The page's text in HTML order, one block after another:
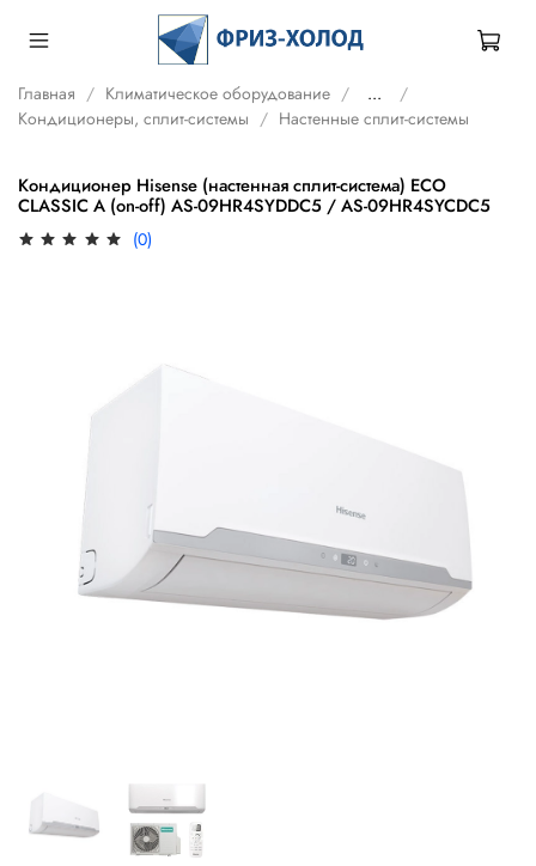
Главная Климатическое оборудование
...
Кондиционеры, сплит-системы
Настенные сплит-системы
Кондиционер Hisense (настенная сплит-система) ECO
CLASSIC A (on-off) AS-09HR4SYDDC5 / AS-09HR4SYCDC5
(0)